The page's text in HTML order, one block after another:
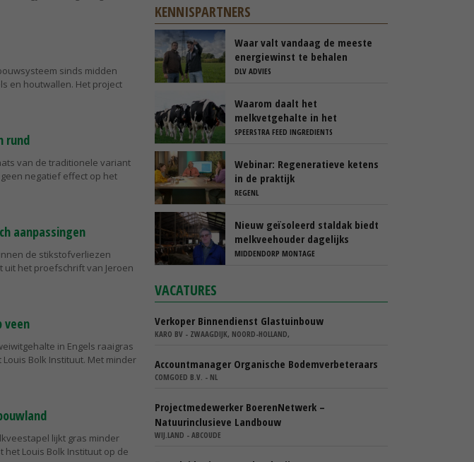
sinds midden
en houtwallen. Het project
rund
van de traditionele variant
negatief effect op het
aanpassingen
de stikstofverliezen
het proefschrift van Jeroen
veen
in Engels raaigras
Bolk Instituut. Met minder
lijkt gras minder
Louis Bolk Instituut op de
KENNISPARTNERS
Waar valt vandaag de meeste
energiewinst te behalen
DLV ADVIES
Waarom daalt het
melkvetgehalte in het
voorjaar?
SPEERSTRA FEED INGREDIENTS
Webinar: Regeneratieve ketens
in de praktijk
REGENL
Nieuw geïsoleerd staldak biedt
melkveehouder dagelijks
voordelen
MIDDENDORP MONTAGE
VACATURES
Verkoper Binnendienst Glastuinbouw
KARO BV - ZWAAGDIJK, NOORD-HOLLAND,
Accountmanager Organische Bodemverbeteraars
COMGOED B.V. - NL
Projectmedewerker BoerenNetwerk –
Natuurinclusieve Landbouw
WIJ.LAND - ABCOUDE